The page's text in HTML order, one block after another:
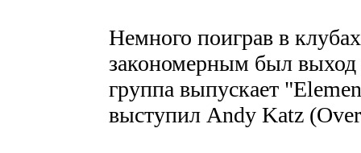
Немного поиграв в
закономерным был выход
группа выпускает
выступил Andy Katz